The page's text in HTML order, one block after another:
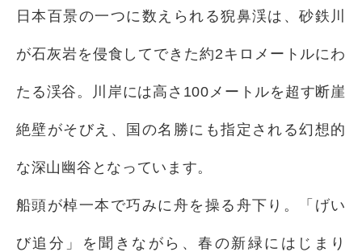
日本百景の一つに数えられる猊鼻渓は、砂鉄川
が石灰岩を侵食してできた約2キロメートルにわ
たる渓谷。川岸には高さ100メートルを超す断崖
絶壁がそびえ、国の名勝にも指定される幻想的
な深山幽谷となっています。
船頭が棹一本で巧みに舟を操る舟下り。「げい
び追分」を聞きながら、春の新緑にはじまり